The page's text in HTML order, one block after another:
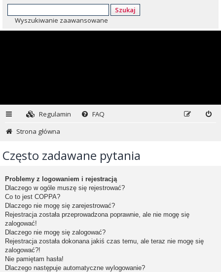
Szukaj
Wyszukiwanie zaawansowane
Regulamin
FAQ
Strona główna
Często zadawane pytania
Problemy z logowaniem i rejestracją
Dlaczego w ogóle muszę się rejestrować?
Co to jest COPPA?
Dlaczego nie mogę się zarejestrować?
Rejestracja została przeprowadzona poprawnie, ale nie mogę się
zalogować!
Dlaczego nie mogę się zalogować?
Rejestracja została dokonana jakiś czas temu, ale teraz nie mogę się
zalogować?!
Nie pamiętam hasła!
Dlaczego następuje automatyczne wylogowanie?